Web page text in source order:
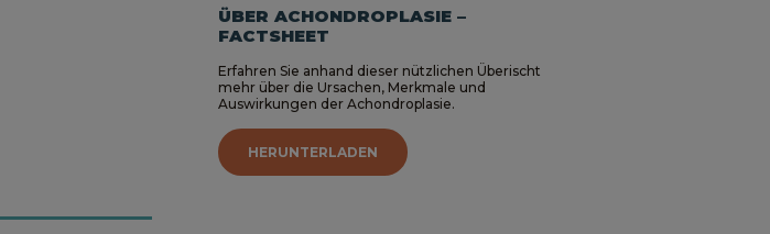
ÜBER ACHONDROPLASIE –
FACTSHEET
Erfahren Sie anhand dieser nützlichen Überischt
mehr über die Ursachen, Merkmale und
Auswirkungen der Achondroplasie.
HERUNTERLADEN